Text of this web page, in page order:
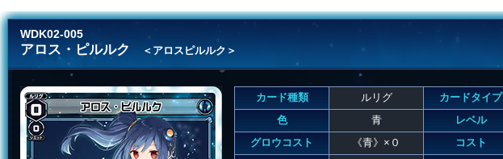
WDK02-005
アロス・ピルルク ＜アロスピルルク＞
カード種類 ルリグ カードタイプ
色
青 レベル
グロウコスト
《青》×０ コスト